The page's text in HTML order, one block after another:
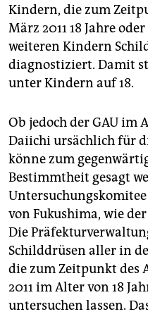
epaper login
Kindern, die zum
März 2011 18 Jahre
weiteren Kindern
diagnostiziert. Damit
unter Kindern auf 18.
Ob jedoch der GAU im
Daiichi ursächlich für
könne zum
Bestimmtheit gesagt
von Fukushima, wie
Die
Schilddrüsen aller in
die zum Zeitpunkt des
2011 im Alter von 18
untersuchen lassen.